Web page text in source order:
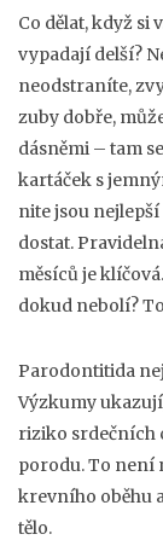
Co dělat, když si
vypadají delší?
neodstraníte,
zuby dobře,
dásněmi – tam
kartáček s
nite jsou
dostat.
měsíců je
dokud nebolí?
Parodontitida
Výzkumy
riziko srdečních
porodu. To není
krevního oběhu
tělo.